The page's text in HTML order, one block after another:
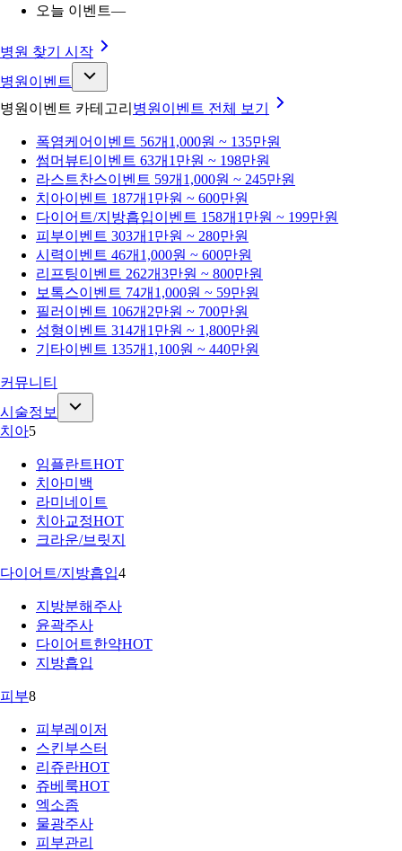
오늘 이벤트—
병원 찾기 시작
병원이벤트
병원이벤트 카테고리 병원이벤트 전체 보기
폭염케어 이벤트 56개 1,000원 ~ 135만원
썸머뷰티 이벤트 63개 1만원 ~ 198만원
라스트찬스이벤트 59개 1,000원 ~ 245만원
치아이벤트 187개 1만원 ~ 600만원
다이어트/지방흡입이벤트 158개 1만원 ~ 199만원
피부이벤트 303개 1만원 ~ 280만원
시력이벤트 46개 1,000원 ~ 600만원
리프팅이벤트 262개3만원 ~ 800만원
보톡스이벤트 74개 1,000원 ~ 59만원
필러 이벤트 106개 2만원 ~ 700만원
성형이벤트 314개 1만원 ~ 1,800만원
기타이벤트 135개 1,100원 ~ 440만원
커뮤니티
시술정보
치아5
임플란트HOT
치아미백
라미네이트
치아교정HOT
크라운/브릿지
다이어트/지방흡입4
지방분해주사
윤곽주사
다이어트한약HOT
지방흡입
피부8
피부레이저
스킨부스터
리쥬란HOT
쥬베룩HOT
엑소좀
물광주사
피부관리